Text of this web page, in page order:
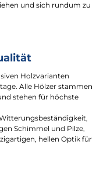
und sich rundum zu
Holzvarianten
Alle Hölzer stammen
stehen für höchste
Schimmel und Pilze,
hellen Optik für